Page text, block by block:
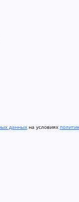
данных на условиях